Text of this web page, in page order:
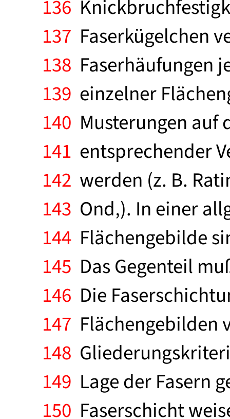
136
137 Faserkügelchen
138 Faserhäufungen
139 einzelner
140 Musterungen auf
141 entsprechender
142 werden (z. B.
143 Ond‚). In einer
144 Flächengebilde
145 Das Gegenteil
146 Die
147 Flächengebilden
148
149 Lage der Fasern
150 Faserschicht